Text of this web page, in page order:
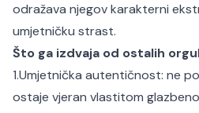
odražava njegov karakterni
umjetničku strast.
Što ga izdvaja od ostalih
1.Umjetnička autentičnost: ne
ostaje vjeran vlastitom